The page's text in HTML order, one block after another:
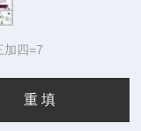
加四=7